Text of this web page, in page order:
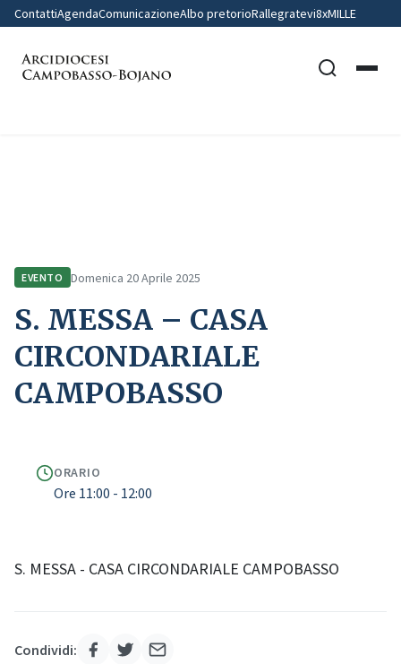
ContattiAgendaComunicazioneAlbo pretorioRallegratevi8xMILLE
EVENTO Domenica 20 Aprile 2025
S. MESSA – CASA
CIRCONDARIALE
CAMPOBASSO
ORARIO
Ore 11:00 - 12:00
S. MESSA - CASA CIRCONDARIALE CAMPOBASSO
Condividi: